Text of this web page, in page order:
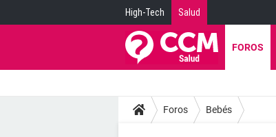
High-Tech Salud
FOROS
Foros Bebés